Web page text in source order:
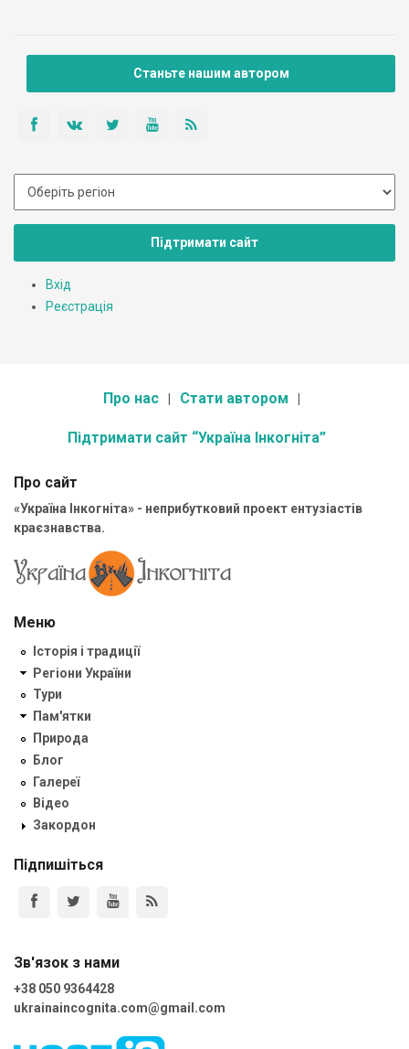
Станьте нашим автором
Підтримати сайт
Вхід
Реєстрація
Про нас Стати автором
Підтримати сайт “Україна Інкогніта”
Про сайт
«Україна Інкогніта» - неприбутковий проект ентузіастів
краєзнавства.
Меню
Історія і традиції
Регіони України
Тури
Пам'ятки
Природа
Блог
Галереї
Відео
Закордон
Підпишіться
Зв'язок з нами
+38 050 9364428
ukrainaincognita.com@gmail.com